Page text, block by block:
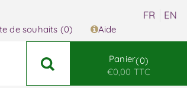
de souhaits (0) Aide
Panier 0
€0,00 TTC